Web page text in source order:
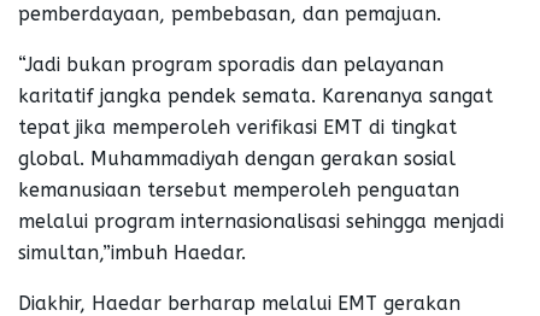
pemberdayaan, pembebasan, dan pemajuan.
“Jadi bukan program sporadis dan pelayanan
karitatif jangka pendek semata. Karenanya sangat
tepat jika memperoleh verifikasi EMT di tingkat
global. Muhammadiyah dengan gerakan sosial
kemanusiaan tersebut memperoleh penguatan
melalui program internasionalisasi sehingga menjadi
simultan,”imbuh Haedar.
Diakhir, Haedar berharap melalui EMT gerakan